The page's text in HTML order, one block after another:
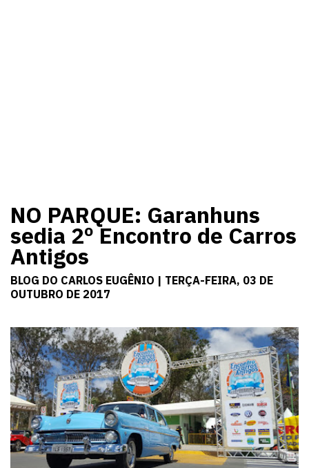
NO PARQUE: Garanhuns
sedia 2º Encontro de Carros
Antigos
BLOG DO CARLOS EUGÊNIO | TERÇA-FEIRA, 03 DE
OUTUBRO DE 2017